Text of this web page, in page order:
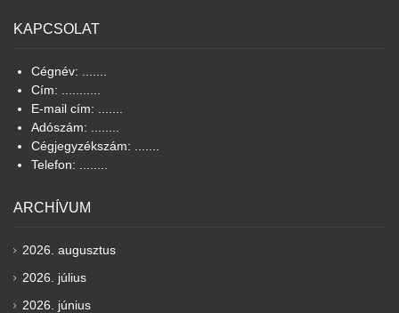
KAPCSOLAT
Cégnév: .......
Cím: ...........
E-mail cím: .......
Adószám: ........
Cégjegyzékszám: .......
Telefon: ........
ARCHÍVUM
2026. augusztus
2026. július
2026. június